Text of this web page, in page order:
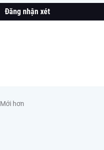
Đăng nhận xét
Mới hơn